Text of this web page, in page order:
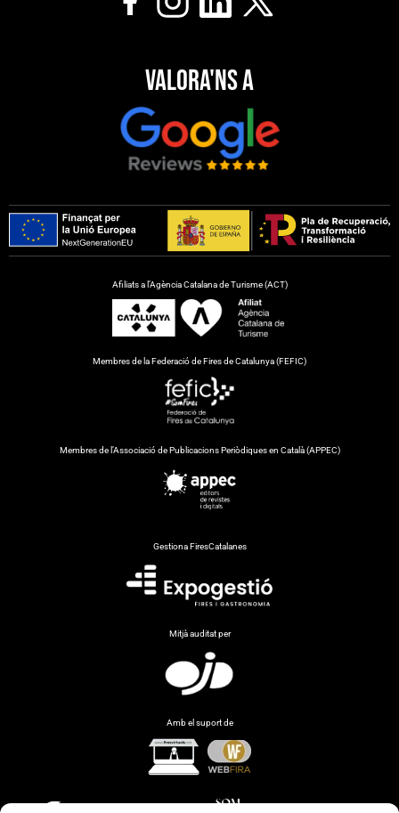
Valora'ns a
Afiliats a l’Agència Catalana de Turisme (ACT)
Membres de la Federació de Fires de Catalunya (FEFIC)
Membres de l’Associació de Publicacions Periòdiques en Català (APPEC)
Gestiona FiresCatalanes
Mitjà auditat per
Amb el suport de